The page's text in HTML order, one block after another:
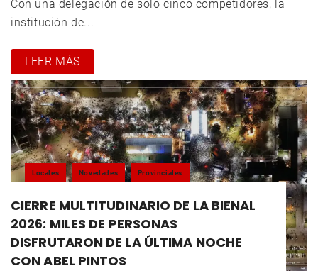
Con una delegación de solo cinco competidores, la
institución de...
LEER MÁS
Locales Novedades Provinciales
CIERRE MULTITUDINARIO DE LA BIENAL
2026: MILES DE PERSONAS
DISFRUTARON DE LA ÚLTIMA NOCHE
CON ABEL PINTOS